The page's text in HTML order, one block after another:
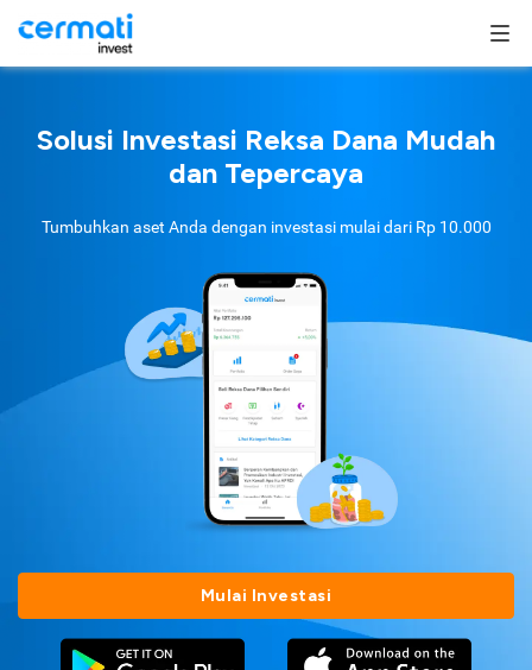
Solusi Investasi Reksa Dana Mudah
dan Tepercaya
Tumbuhkan aset Anda dengan investasi mulai dari Rp 10.000
Mulai Investasi